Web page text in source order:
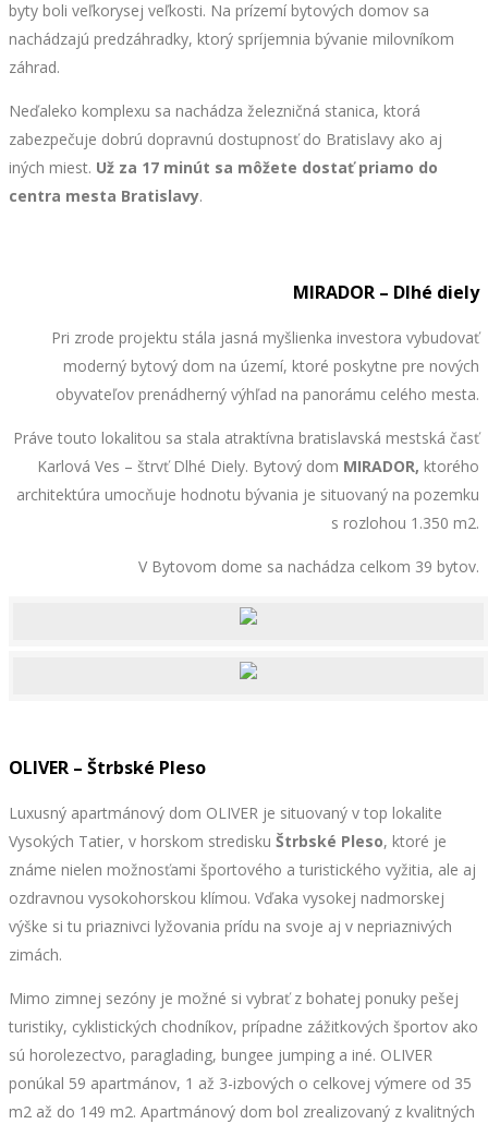
byty boli veľkorysej veľkosti. Na prízemí bytových domov sa
nachádzajú predzáhradky, ktorý spríjemnia bývanie milovníkom
záhrad.
Neďaleko komplexu sa nachádza železničná stanica, ktorá
zabezpečuje dobrú dopravnú dostupnosť do Bratislavy ako aj
iných miest. Už za 17 minút sa môžete dostať priamo do
centra mesta Bratislavy.
MIRADOR – Dlhé diely
Pri zrode projektu stála jasná myšlienka investora vybudovať
moderný bytový dom na území, ktoré poskytne pre nových
obyvateľov prenádherný výhľad na panorámu celého mesta.
Práve touto lokalitou sa stala atraktívna bratislavská mestská časť
Karlová Ves – štrvť Dlhé Diely. Bytový dom MIRADOR, ktorého
architektúra umocňuje hodnotu bývania je situovaný na pozemku
s rozlohou 1.350 m2.
V Bytovom dome sa nachádza celkom 39 bytov.
OLIVER – Štrbské Pleso
Luxusný apartmánový dom OLIVER je situovaný v top lokalite
Vysokých Tatier, v horskom stredisku Štrbské Pleso, ktoré je
známe nielen možnosťami športového a turistického vyžitia, ale aj
ozdravnou vysokohorskou klímou. Vďaka vysokej nadmorskej
výške si tu priaznivci lyžovania prídu na svoje aj v nepriaznivých
zimách.
Mimo zimnej sezóny je možné si vybrať z bohatej ponuky pešej
turistiky, cyklistických chodníkov, prípadne zážitkových športov ako
sú horolezectvo, paraglading, bungee jumping a iné. OLIVER
ponúkal 59 apartmánov, 1 až 3-izbových o celkovej výmere od 35
m2 až do 149 m2. Apartmánový dom bol zrealizovaný z kvalitných